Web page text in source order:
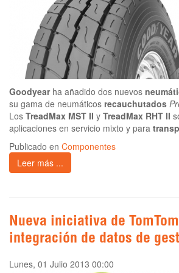
Goodyearha añadido dos nuevos
su gama de neumáticos recauchutados
Los TreadMax MST II y TreadMax RHT II
aplicaciones en servicio mixto y para
Publicado en Componentes
Leer más ...
Nueva iniciativa de
integración de datos de
Lunes, 01 Julio 2013 00:00